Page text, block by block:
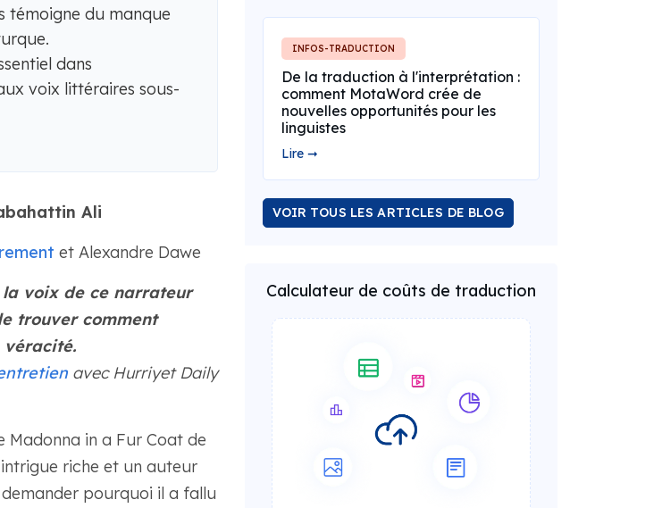
témoigne du manque
dans
voix littéraires sous-
Ali
et Alexandre Dawe
la voix de ce narrateur
trouver comment
avec Hurriyet Daily
Madonna in a Fur Coat de
riche et un auteur
pourquoi il a fallu
INFOS-TRADUCTION
De la traduction à l'interprétation :
comment MotaWord crée de
nouvelles opportunités pour les
linguistes
Lire ➞
VOIR TOUS LES ARTICLES DE BLOG
Calculateur de coûts de traduction